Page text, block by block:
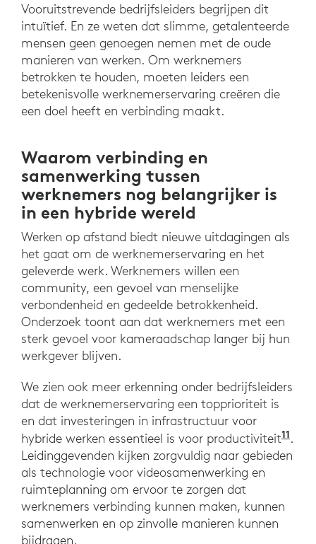
Vooruitstrevende bedrijfsleiders begrijpen dit
intuïtief. En ze weten dat slimme, getalenteerde
mensen geen genoegen nemen met de oude
manieren van werken. Om werknemers
betrokken te houden, moeten leiders een
betekenisvolle werknemerservaring creëren die
een doel heeft en verbinding maakt.
Waarom verbinding en
samenwerking tussen
werknemers nog belangrijker is
in een hybride wereld
Werken op afstand biedt nieuwe uitdagingen als
het gaat om de werknemerservaring en het
geleverde werk. Werknemers willen een
community, een gevoel van menselijke
verbondenheid en gedeelde betrokkenheid.
Onderzoek toont aan dat werknemers met een
sterk gevoel voor kameraadschap langer bij hun
werkgever blijven.
We zien ook meer erkenning onder bedrijfsleiders
dat de werknemerservaring een topprioriteit is
en dat investeringen in infrastructuur voor
hybride werken essentieel is voor productiviteit11Uit
.
Leidinggevenden kijken zorgvuldig naar gebieden
als technologie voor videosamenwerking en
ruimteplanning om ervoor te zorgen dat
werknemers verbinding kunnen maken, kunnen
samenwerken en op zinvolle manieren kunnen
bijdragen.